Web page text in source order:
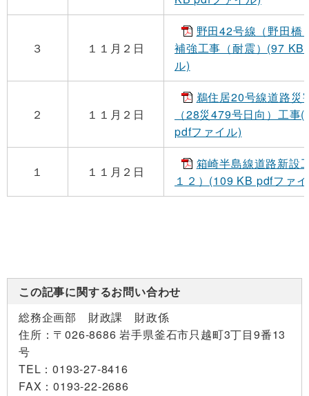
３ １１月２日
野田42号線（野田橋
補強工事（耐震）(97 KB
ル)
２ １１月２日
鵜住居20号線道路災
（28災479号日向）工事
pdfファイル)
１ １１月２日
箱崎半島線道路新設
１２）(109 KB pdfファ
この記事に関するお問い合わせ
総務企画部 財政課 財政係
住所： 〒026-8686 岩手県釜石市只越町3丁目9番13
号
TEL：0193-27-8416
FAX：0193-22-2686